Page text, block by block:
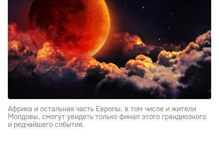
Африка и остальная часть Европы, в том числе и жители
Молдовы, смогут увидеть только финал этого грандиозного
и редчайшего события.